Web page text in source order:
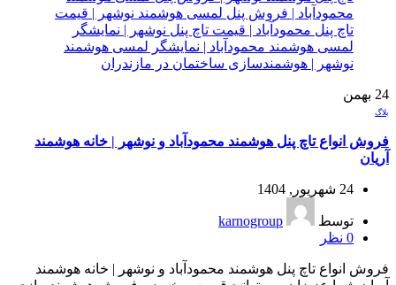
24 بهمن
بلاگ
فروش انواع تاچ پنل هوشمند محمودآباد و نوشهر | خانه هوشمند
آریان
24 شهریور, 1404
توسط
karnogroup
0 نظر
فروش انواع تاچ پنل هوشمند محمودآباد و نوشهر | خانه هوشمند